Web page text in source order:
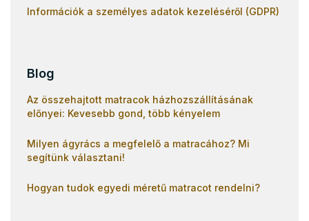
Információk a személyes adatok kezeléséről (GDPR)
Blog
Az összehajtott matracok házhozszállításának
előnyei: Kevesebb gond, több kényelem
Milyen ágyrács a megfelelő a matracához? Mi
segítünk választani!
Hogyan tudok egyedi méretű matracot rendelni?